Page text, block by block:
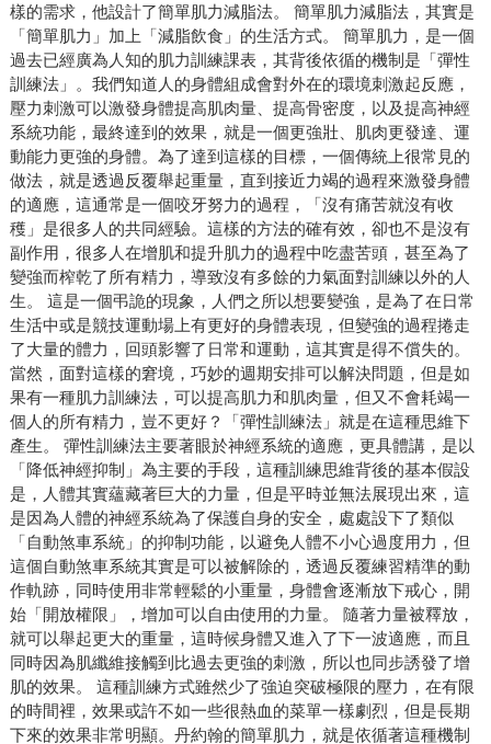
樣的需求，他設計了簡單肌力減脂法。 簡單肌力減脂法，其實是
「簡單肌力」加上「減脂飲食」的生活方式。 簡單肌力，是一個
過去已經廣為人知的肌力訓練課表，其背後依循的機制是「彈性
訓練法」。我們知道人的身體組成會對外在的環境刺激起反應，
壓力刺激可以激發身體提高肌肉量、提高骨密度，以及提高神經
系統功能，最終達到的效果，就是一個更強壯、肌肉更發達、運
動能力更強的身體。為了達到這樣的目標，一個傳統上很常見的
做法，就是透過反覆舉起重量，直到接近力竭的過程來激發身體
的適應，這通常是一個咬牙努力的過程，「沒有痛苦就沒有收
穫」是很多人的共同經驗。這樣的方法的確有效，卻也不是沒有
副作用，很多人在增肌和提升肌力的過程中吃盡苦頭，甚至為了
變強而榨乾了所有精力，導致沒有多餘的力氣面對訓練以外的人
生。 這是一個弔詭的現象，人們之所以想要變強，是為了在日常
生活中或是競技運動場上有更好的身體表現，但變強的過程捲走
了大量的體力，回頭影響了日常和運動，這其實是得不償失的。
當然，面對這樣的窘境，巧妙的週期安排可以解決問題，但是如
果有一種肌力訓練法，可以提高肌力和肌肉量，但又不會耗竭一
個人的所有精力，豈不更好？「彈性訓練法」就是在這種思維下
產生。 彈性訓練法主要著眼於神經系統的適應，更具體講，是以
「降低神經抑制」為主要的手段，這種訓練思維背後的基本假設
是，人體其實蘊藏著巨大的力量，但是平時並無法展現出來，這
是因為人體的神經系統為了保護自身的安全，處處設下了類似
「自動煞車系統」的抑制功能，以避免人體不小心過度用力，但
這個自動煞車系統其實是可以被解除的，透過反覆練習精準的動
作軌跡，同時使用非常輕鬆的小重量，身體會逐漸放下戒心，開
始「開放權限」，增加可以自由使用的力量。 隨著力量被釋放，
就可以舉起更大的重量，這時候身體又進入了下一波適應，而且
同時因為肌纖維接觸到比過去更強的刺激，所以也同步誘發了增
肌的效果。 這種訓練方式雖然少了強迫突破極限的壓力，在有限
的時間裡，效果或許不如一些很熱血的菜單一樣劇烈，但是長期
下來的效果非常明顯。丹約翰的簡單肌力，就是依循著這種機制